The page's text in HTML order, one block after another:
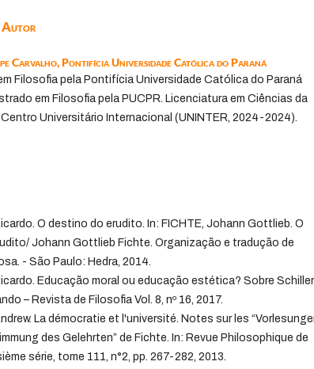
Autor
Carvalho,Pontifícia Universidade Católica do Paraná
Filosofia pela Pontifícia Universidade Católica do Paraná
em Filosofia pela PUCPR. Licenciatura em Ciências da
Universitário Internacional (UNINTER, 2024-2024).
O destino do erudito. In: FICHTE, Johann Gottlieb. O
Johann Gottlieb Fichte. Organização e tradução de
- São Paulo: Hedra, 2014.
Educação moral ou educação estética? Sobre
– Revista de Filosofia Vol. 8, nº 16, 2017.
La démocratie et l'université. Notes sur les
des Gelehrten” de Fichte. In: Revue Philosophique de
série, tome 111, n°2, pp. 267-282, 2013.